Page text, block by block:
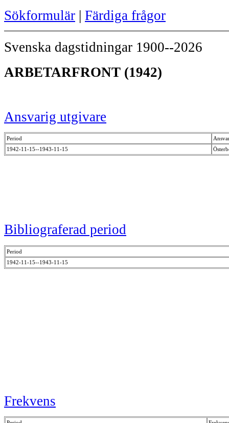
Sökformulär | Färdiga frågor
Svenska dagstidningar 1900--2026
ARBETARFRONT (1942)
Ansvarig utgivare
Period
1942-11-15--1943-11-15
Bibliograferad period
Period
1942-11-15--1943-11-15
Frekvens